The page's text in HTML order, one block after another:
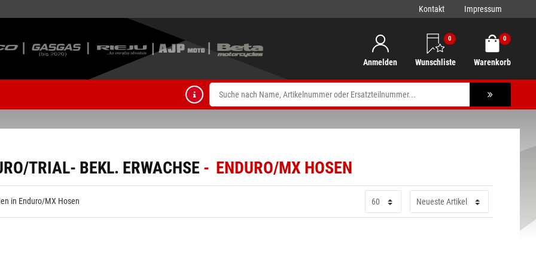
Kontakt Impressum
Anmelden
0
Wunschliste
0
Warenkorb
TRIAL- BEKL. ERWACHSE ENDURO/MX HOSEN
in Enduro/MX Hosen